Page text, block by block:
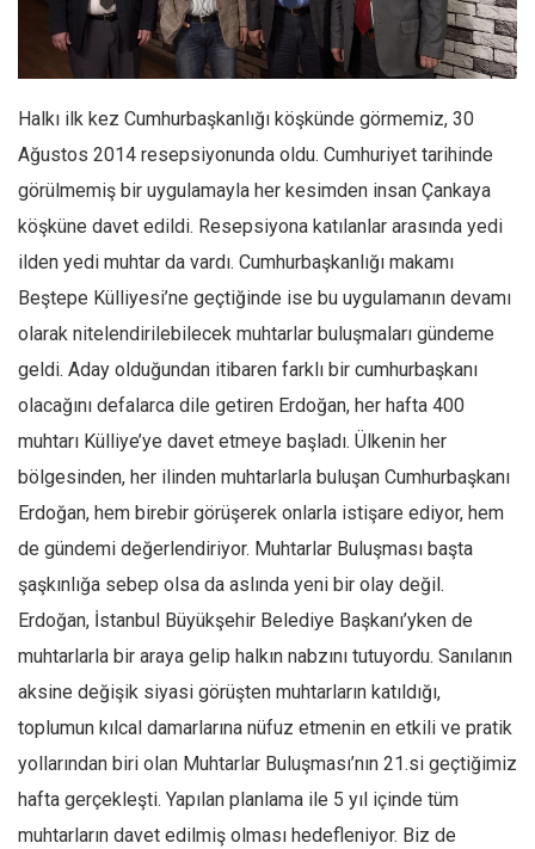
Facebook
Instagram
Editörden
Kemal Özer
Mahmut Toptaş
Yvonne Ridley
Barış Tarımcıoğlu
Ömer Kayani
Yusuf Armağan
Hasanali Yıldırım
Mehmet Ali Tekin
Abir E. Nahas
Amina S. Jenenkovic
Bağdagül Öz
Esra Elönü
» Yazar arşivi
Bu Sayı
Halkı ilk kez Cumhurbaşkanlığı köşkünde görmemiz, 30
Ağustos 2014 resepsiyonunda oldu. Cumhuriyet tarihinde
görülmemiş bir uygulamayla her kesimden insan Çankaya
köşküne davet edildi. Resepsiyona katılanlar arasında yedi
ilden yedi muhtar da vardı. Cumhurbaşkanlığı makamı
Beştepe Külliyesi’ne geçtiğinde ise bu uygulamanın devamı
olarak nitelendirilebilecek muhtarlar buluşmaları gündeme
geldi. Aday olduğundan itibaren farklı bir cumhurbaşkanı
olacağını defalarca dile getiren Erdoğan, her hafta 400
muhtarı Külliye’ye davet etmeye başladı. Ülkenin her
bölgesinden, her ilinden muhtarlarla buluşan Cumhurbaşkanı
Erdoğan, hem birebir görüşerek onlarla istişare ediyor, hem
de gündemi değerlendiriyor. Muhtarlar Buluşması başta
şaşkınlığa sebep olsa da aslında yeni bir olay değil.
Erdoğan, İstanbul Büyükşehir Belediye Başkanı’yken de
muhtarlarla bir araya gelip halkın nabzını tutuyordu. Sanılanın
aksine değişik siyasi görüşten muhtarların katıldığı,
toplumun kılcal damarlarına nüfuz etmenin en etkili ve pratik
yollarından biri olan Muhtarlar Buluşması’nın 21.si geçtiğimiz
hafta gerçekleşti. Yapılan planlama ile 5 yıl içinde tüm
muhtarların davet edilmiş olması hedefleniyor. Biz de